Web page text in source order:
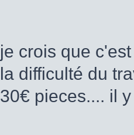
je crois que
la difficulté du
30€ pieces.... il